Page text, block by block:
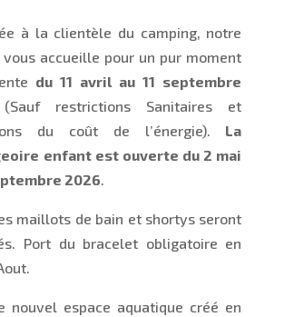
à la clientèle du camping, notre
vous accueille pour un pur moment
du 11 avril au 11 septembre
restrictions Sanitaires et
du coût de l’énergie). La
enfant est ouverte du 2 mai
2026.
maillots de bain et shortys seront
Port du bracelet obligatoire en
nouvel espace aquatique créé en